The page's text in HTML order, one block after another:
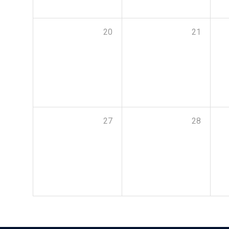
20 21
27 28